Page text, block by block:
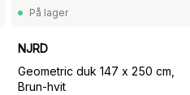
På lager
NJRD
Geometric duk 147 x 250 cm,
Brun-hvit